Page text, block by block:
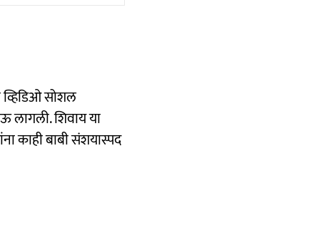
सोशल
लागली. शिवाय या
काही बाबी संशयास्पद